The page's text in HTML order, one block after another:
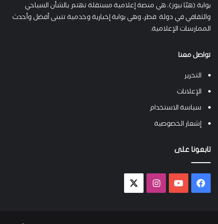
بوابة (هيّا نيوز)، هي منصة إعلامية مستقلة تهتم بالشأن السياحي
والثقافي في دولة قطر، وهي بوابة إخبارية وخدمية تتبنى أفضل وأحدث
الممارسات الإعلامية.
تواصل معنا
التحرير
الإعلانات
سياسة الاستخدام
إشعار الخصوصية
تابعونا على
فيسبوك يوتيوب انستقرام